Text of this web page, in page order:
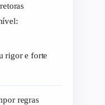
rigor e forte
regras